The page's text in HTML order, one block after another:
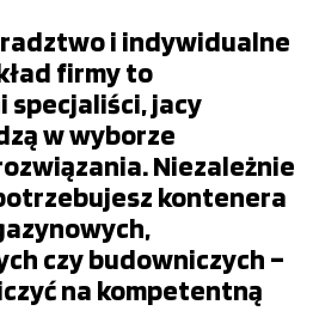
i indywidualne
firmy to
specjaliści, jacy
w wyborze
Niezależnie
kontenera
czy budowniczych –
na kompetentną